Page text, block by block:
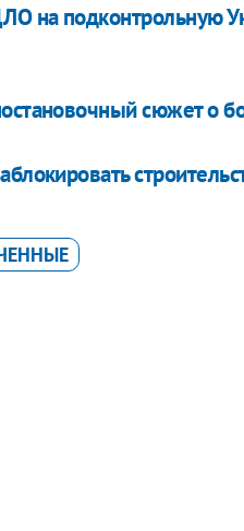
на подконтрольную
сюжет о